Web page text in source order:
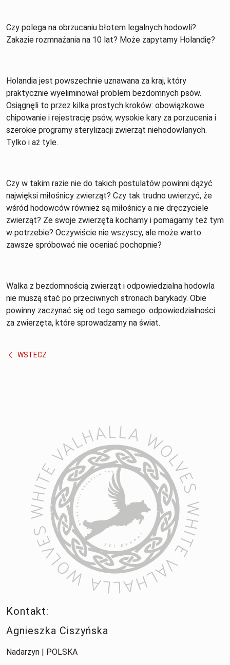
Czy polega na obrzucaniu błotem legalnych hodowli?
Zakazie rozmnażania na 10 lat? Może zapytamy Holandię?
Holandia jest powszechnie uznawana za kraj, który
praktycznie wyeliminował problem bezdomnych psów.
Osiągnęli to przez kilka prostych kroków: obowiązkowe
chipowanie i rejestrację psów, wysokie kary za porzucenia i
szerokie programy sterylizacji zwierząt niehodowlanych.
Tylko i aż tyle.
Czy w takim razie nie do takich postulatów powinni dążyć
najwięksi miłośnicy zwierząt? Czy tak trudno uwierzyć, że
wśród hodowców również są miłośnicy a nie dręczyciele
zwierząt? Że swoje zwierzęta kochamy i pomagamy też tym
w potrzebie? Oczywiście nie wszyscy, ale może warto
zawsze spróbować nie oceniać pochopnie?
Walka z bezdomnością zwierząt i odpowiedzialna hodowla
nie muszą stać po przeciwnych stronach barykady. Obie
powinny zaczynać się od tego samego: odpowiedzialności
za zwierzęta, które sprowadzamy na świat.
WSTECZ
Kontakt:
Agnieszka Ciszyńska
Nadarzyn | POLSKA